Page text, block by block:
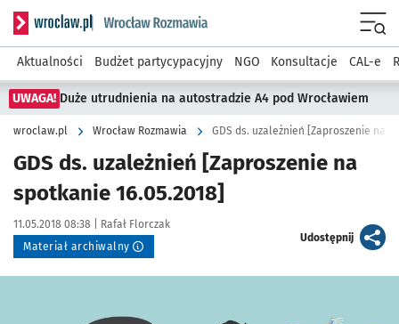
Serwis informacyjny wroclaw.pl podserwis: Rozmawia
Aktualności Budżet partycypacyjny NGO Konsultacje CAL-e
UWAGA! Duże utrudnienia na autostradzie A4 pod Wrocławiem
wroclaw.pl Wrocław Rozmawia GDS ds. uzależnień [Zaproszenie na
GDS ds. uzależnień [Zaproszenie na
spotkanie 16.05.2018]
Data publikacji:
11.05.2018 08:38 | Autor:
Rafał Florczak
Materiał archiwalny
Udostępnijartykuł